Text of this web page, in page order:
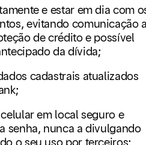
e estar em dia com
evitando comunicação
de crédito e possível
da dívida;
cadastrais atualizados
em local seguro e
senha, nunca a divulgando
o seu uso por terceiros;